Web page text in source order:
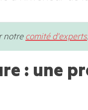
notrecomité d'experts.
: une